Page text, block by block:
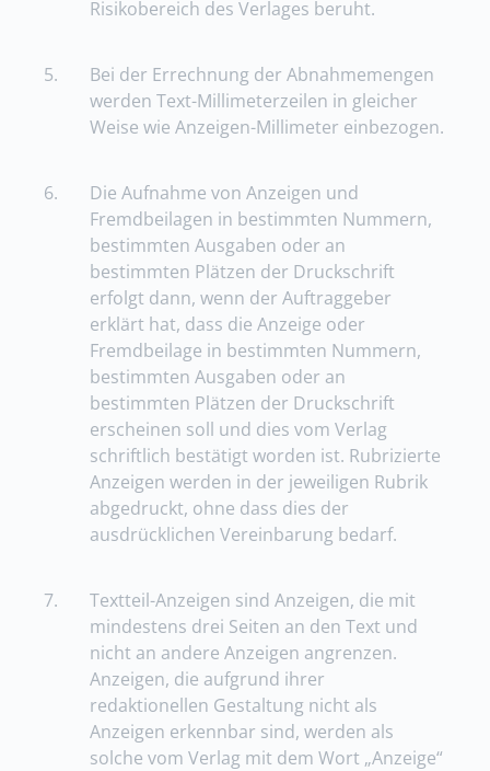
Risikobereich des Verlages beruht.
5.
Bei der Errechnung der Abnahmemengen
werden Text-Millimeterzeilen in gleicher
Weise wie Anzeigen-Millimeter einbezogen.
6.
Die Aufnahme von Anzeigen und
Fremdbeilagen in bestimmten Nummern,
bestimmten Ausgaben oder an
bestimmten Plätzen der Druckschrift
erfolgt dann, wenn der Auftraggeber
erklärt hat, dass die Anzeige oder
Fremdbeilage in bestimmten Nummern,
bestimmten Ausgaben oder an
bestimmten Plätzen der Druckschrift
erscheinen soll und dies vom Verlag
schriftlich bestätigt worden ist. Rubrizierte
Anzeigen werden in der jeweiligen Rubrik
abgedruckt, ohne dass dies der
ausdrücklichen Vereinbarung bedarf.
7.
Textteil-Anzeigen sind Anzeigen, die mit
mindestens drei Seiten an den Text und
nicht an andere Anzeigen angrenzen.
Anzeigen, die aufgrund ihrer
redaktionellen Gestaltung nicht als
Anzeigen erkennbar sind, werden als
solche vom Verlag mit dem Wort „Anzeige“